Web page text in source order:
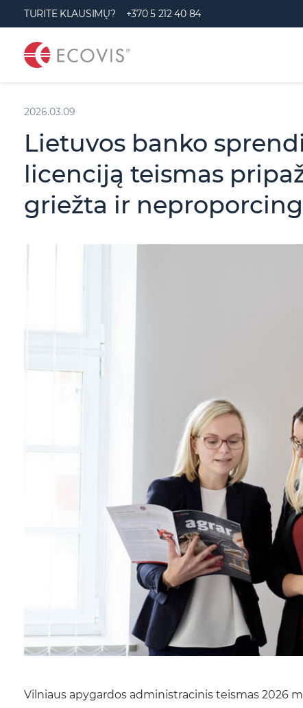
k
TURITE KLAUSIMŲ? +370 5 212 40 84
2026.03.09
Lietuvos banko
licenciją teismas
griežta ir
Vilniaus apygardos administracinis teismas 2026